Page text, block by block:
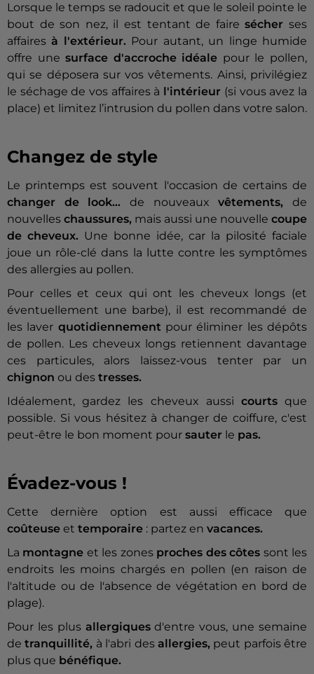
Lorsque le temps se radoucit et que le soleil pointe le
bout de son nez, il est tentant de fairesécher ses
affaires à l'extérieur. Pour autant, un linge humide
offre unesurface d'accroche idéale pour le pollen,
qui se déposera sur vos vêtements. Ainsi, privilégiez
le séchage de vos affaires à
l'intérieur (si vous avez la
place) et limitez l’intrusion du pollen dans votre salon.
Changez de style
Le printemps est souvent l'occasion de certains de
changer de look… de nouveauxvêtements, de
nouvelles chaussures, mais aussi une nouvelle coupe
de cheveux. Une bonne idée, car la pilosité faciale
joue un rôle-clé dans la lutte contre les symptômes
des allergies au pollen.
Pour celles et ceux qui ont les cheveux longs (et
éventuellement une barbe), il est recommandé de
les laver quotidiennementpour éliminer les dépôts
de pollen. Les cheveux longs retiennent davantage
ces particules, alors laissez-vous tenter par un
chignon ou des tresses.
Idéalement, gardez les cheveux aussi courtsque
possible. Si vous hésitez à changer de coiffure, c'est
peut-être le bon moment pour sauter le pas.
Évadez-vous !
Cette dernière option est aussi efficace que
coûteuse et temporaire : partez en vacances.
La montagne et les zones proches des côtes sont les
endroits les moins chargés en pollen (en raison de
l'altitude ou de l'absence de végétation en bord de
plage).
Pour les plus allergiquesd'entre vous, une semaine
detranquillité, à l'abri des allergies, peut parfois être
plus que bénéfique.